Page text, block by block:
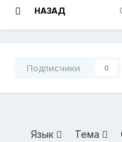
НАЗАД
Подписчики 0
Язык Тема